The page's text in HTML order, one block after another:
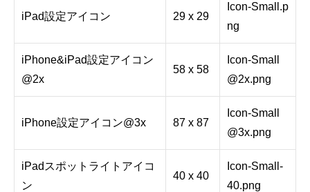
iPad設定アイコン 29 x 29
Icon-Small.p
ng
iPhone&iPad設定アイコン
@2x
58 x 58
Icon-Small
@2x.png
iPhone設定アイコン@3x 87 x 87
Icon-Small
@3x.png
iPadスポットライトアイコ
ン
40 x 40
Icon-Small-
40.png